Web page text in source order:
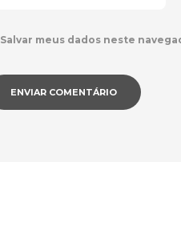
Salvar meus dados neste